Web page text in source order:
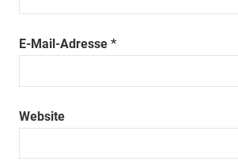
E-Mail-Adresse *
Website